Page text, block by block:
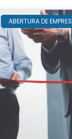
ABERTURA DE